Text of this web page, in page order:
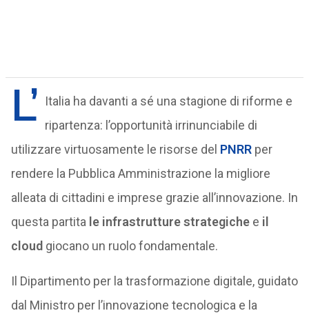
L’
Italia ha davanti a sé una stagione di riforme e
ripartenza: l’opportunità irrinunciabile di
utilizzare virtuosamente le risorse del PNRRper
rendere la Pubblica Amministrazione la migliore
alleata di cittadini e imprese grazie all’innovazione. In
questa partita le infrastrutture strategichee il
cloud giocano un ruolo fondamentale.
Il Dipartimento per la trasformazione digitale, guidato
dal Ministro per l’innovazione tecnologica e la